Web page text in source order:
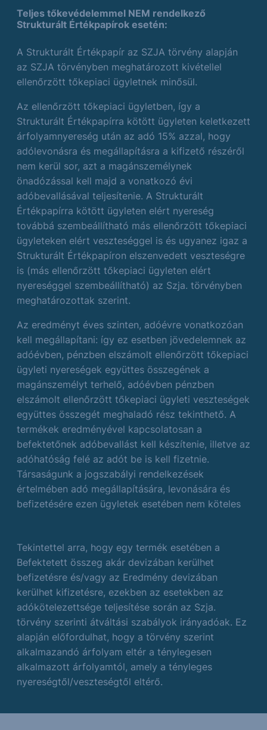
Teljes tőkevédelemmel NEM rendelkező
Strukturált Értékpapírok esetén:
A Strukturált Értékpapír az SZJA törvény alapján
az SZJA törvényben meghatározott kivétellel
ellenőrzött tőkepiaci ügyletnek minősül.
Az ellenőrzött tőkepiaci ügyletben, így a
Strukturált Értékpapírra kötött ügyleten keletkezett
árfolyamnyereség után az adó 15% azzal, hogy
adólevonásra és megállapításra a kifizető részéről
nem kerül sor, azt a magánszemélynek
önadózással kell majd a vonatkozó évi
adóbevallásával teljesítenie. A Strukturált
Értékpapírra kötött ügyleten elért nyereség
továbbá szembeállítható más ellenőrzött tőkepiaci
ügyleteken elért veszteséggel is és ugyanez igaz a
Strukturált Értékpapíron elszenvedett veszteségre
is (más ellenőrzött tőkepiaci ügyleten elért
nyereséggel szembeállítható) az Szja. törvényben
meghatározottak szerint.
Az eredményt éves szinten, adóévre vonatkozóan
kell megállapítani: így ez esetben jövedelemnek az
adóévben, pénzben elszámolt ellenőrzött tőkepiaci
ügyleti nyereségek együttes összegének a
magánszemélyt terhelő, adóévben pénzben
elszámolt ellenőrzött tőkepiaci ügyleti veszteségek
együttes összegét meghaladó rész tekinthető. A
termékek eredményével kapcsolatosan a
befektetőnek adóbevallást kell készítenie, illetve az
adóhatóság felé az adót be is kell fizetnie.
Társaságunk a jogszabályi rendelkezések
értelmében adó megállapítására, levonására és
befizetésére ezen ügyletek esetében nem köteles
Tekintettel arra, hogy egy termék esetében a
Befektetett összeg akár devizában kerülhet
befizetésre és/vagy az Eredmény devizában
kerülhet kifizetésre, ezekben az esetekben az
adókötelezettsége teljesítése során az Szja.
törvény szerinti átváltási szabályok irányadóak. Ez
alapján előfordulhat, hogy a törvény szerint
alkalmazandó árfolyam eltér a ténylegesen
alkalmazott árfolyamtól, amely a tényleges
nyereségtől/veszteségtől eltérő.